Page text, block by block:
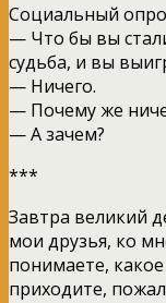
Социальный
— Что бы вы
судьба, и вы
— Ничего.
— Почему же
— А зачем?
***
Завтра великий
мои друзья, ко
понимаете,
приходите,